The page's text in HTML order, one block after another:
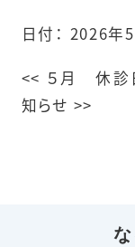
日付： 2026年
<< ５月 休診
知らせ >>